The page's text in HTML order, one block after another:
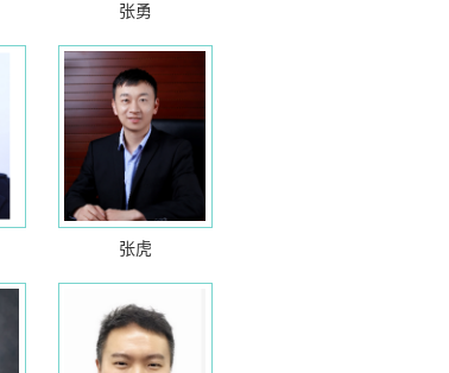
张勇
张虎